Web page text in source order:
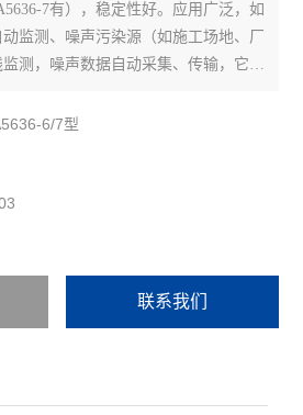
7有），稳定性好。应用广泛，如
监测、噪声污染源（如施工场地、厂
测，噪声数据自动采集、传输，它具
积小，便于移动、安装和维护，可靠
6/7型
联系我们